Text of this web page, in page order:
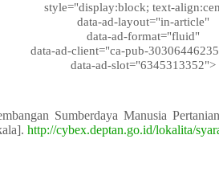
style="display:block; text-
data-ad-layout="in-article"
data-ad-format="fluid"
data-ad-client="ca-pub-
data-ad-slot="6345313352">
Sumberdaya Manusia
http://cybex.deptan.go.id/lokalita/